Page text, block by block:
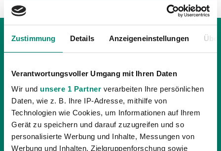
Zustimmung Details Anzeigeneinstellungen
Verantwortungsvoller Umgang mit Ihren Daten
Wir und unsere 1 Partner verarbeiten Ihre persönlichen
Daten, wie z. B. Ihre IP-Adresse, mithilfe von
Technologien wie Cookies, um Informationen auf Ihrem
Gerät zu speichern und darauf zuzugreifen und so
personalisierte Werbung und Inhalte, Messungen von
Werbung und Inhalten, Zielgruppenforschung sowie